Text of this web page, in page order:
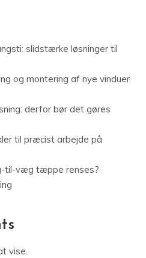
slidstærke løsninger til
og montering af nye vinduer
derfor bør det gøres
til præcist arbejde på
til-væg tæppe renses?
vise.